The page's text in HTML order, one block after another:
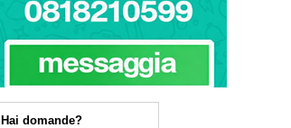
Hai domande?